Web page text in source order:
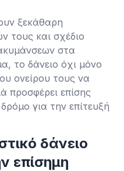
ξεκάθαρη
τους και σχέδιο
στα
το δάνειο όχι μόνο
ονείρου τους να
προσφέρει επίσης
για την επίτευξή
δάνειο
επίσημη